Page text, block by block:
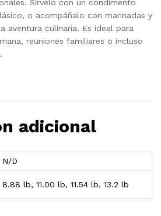
Sírvelo con un condimento
o acompáñalo con marinadas y
aventura culinaria. Es ideal para
reuniones familiares o incluso
adicional
N/D
8.88 lb, 11.00 lb, 11.54 lb, 13.2 lb